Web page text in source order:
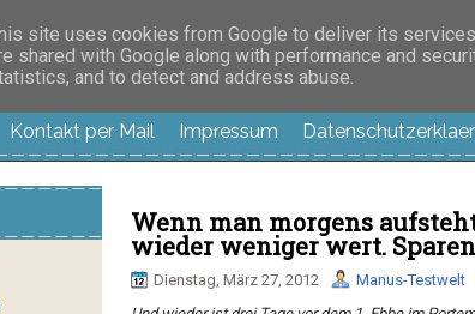
Testwelt, alles
Kontakt per Mail Impressum
Wenn man morgens
wieder weniger wert.
Dienstag, März 27, 2012 Manus-Testwelt
site uses cookies from Google to deliver its
shared with Google along with performance and
and to detect and address abuse.